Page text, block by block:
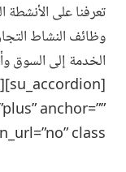
تعرفنا على الأنشطة
وظائف النشاط
الخدمة إلى السوق
anchor=””
class=””]